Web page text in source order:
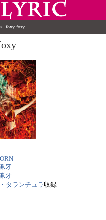
＞ foxy foxy
牙
牙
タランチュラ 収録